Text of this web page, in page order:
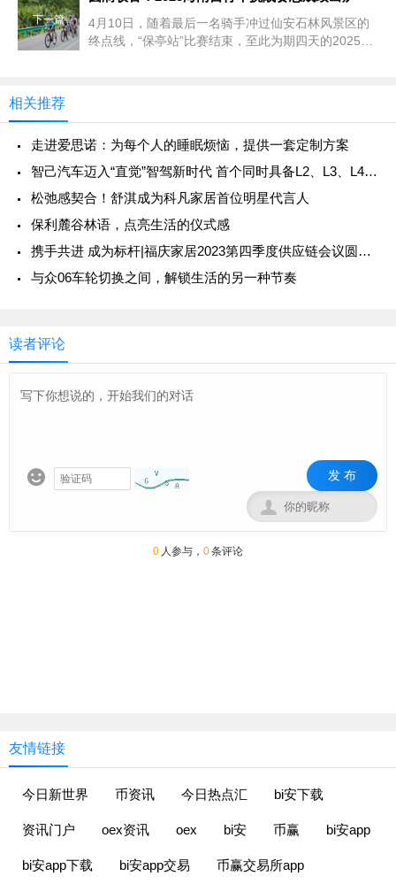
下一篇
4月10日，随着最后一名骑手冲过仙安石林风景区的
终点线，“保亭站”比赛结束，至此为期四天的2025海
相关推荐
走进爱思诺：为每个人的睡眠烦恼，提供一套定制方案
智己汽车迈入“直觉”智驾新时代 首个同时具备L2、L3、L4级智能驾驶量产能力的品牌
松弛感契合！舒淇成为科凡家居首位明星代言人
保利麓谷林语，点亮生活的仪式感
携手共进 成为标杆|福庆家居2023第四季度供应链会议圆满成功
与众06车轮切换之间，解锁生活的另一种节奏
读者评论
 发 布

0 人参与， 0条评论
友情链接
今日新世界 币资讯 今日热点汇 bi安下载
资讯门户 oex资讯 oex bi安 币赢 bi安app
bi安app下载 bi安app交易 币赢交易所app